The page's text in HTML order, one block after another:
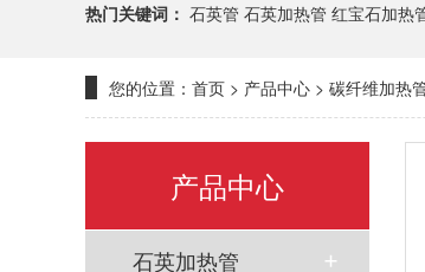
热门关键词： 石英管 石英加热管 红宝石加热
您的位置： 首页 > 产品中心 > 碳纤维加热
产品中心
石英加热管